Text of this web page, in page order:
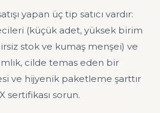
yapan üç tip satıcı vardır:
(küçük adet, yüksek birim
stok ve kumaş menşei) ve
cilde temas eden bir
ve hijyenik paketleme şarttır
sertifikası sorun.